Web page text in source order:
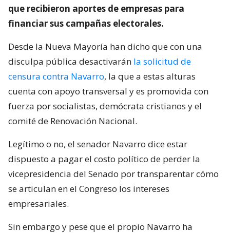
que recibieron aportes de empresas para
financiar sus campañas electorales.
Desde la Nueva Mayoría han dicho que con una
disculpa pública desactivarán la solicitud de
censura contra Navarro, la que a estas alturas
cuenta con apoyo transversal y es promovida con
fuerza por socialistas, demócrata cristianos y el
comité de Renovación Nacional.
Legítimo o no, el senador Navarro dice estar
dispuesto a pagar el costo político de perder la
vicepresidencia del Senado por transparentar cómo
se articulan en el Congreso los intereses
empresariales.
Sin embargo y pese que el propio Navarro ha